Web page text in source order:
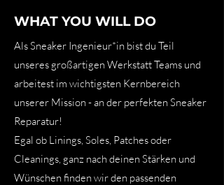
WHAT YOU WILL DO
Als Sneaker Ingenieur*in bist du Teil
unseres großartigen Werkstatt Teams und
arbeitest im wichtigsten Kernbereich
unserer Mission - an der perfekten Sneaker
Reparatur!
Egal ob Linings, Soles, Patches oder
Cleanings, ganz nach deinen Stärken und
Wünschen finden wir den passenden